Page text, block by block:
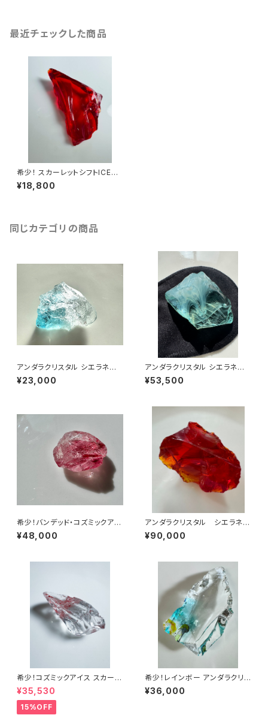
最近チェックした商品
希少！ スカーレットシフトICESC
-2/シエラ産アンダラクリスタル
¥18,800
同じカテゴリの商品
アンダラクリスタル シエラネバ
ダ産/エレクトリックブルー・コズ
ミックアイス 原石 EBIC-1
¥23,000
アンダラクリスタル シエラネバ
ダ産/エンジェルオーラ ブルート
パーズ原石abt-
¥53,500
希少！バンデッド・コズミックアイ
ス ソフィアウィズダムハート/シ
エラ産アンダラクリスタル ICS
¥48,000
アンダラクリスタル シエラネバ
ダ産/エンジェルオーラ ファイヤ
ーオパール レムリアンサンライ
¥90,000
希少！コズミックアイス スカーレ
ットシフトICESC-2/シエラ産ア
ンダラクリスタル
¥35,530
15%OFF
希少！レインボー アンダラクリス
タルRbw3
¥36,000